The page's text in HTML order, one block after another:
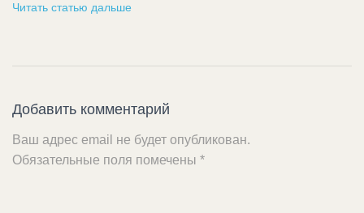
Читать статью дальше
Добавить комментарий
Ваш адрес email не будет опубликован.
Обязательные поля помечены *